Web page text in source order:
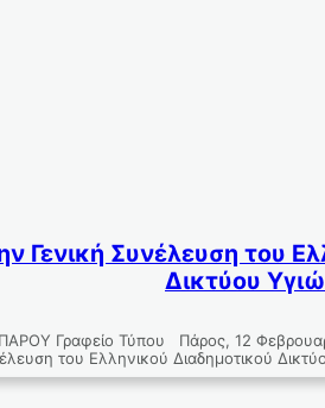
Γενική Συνέλευση του
Δικτύου
Γραφείο Τύπου Πάρος, 12
του Ελληνικού Διαδημοτικού